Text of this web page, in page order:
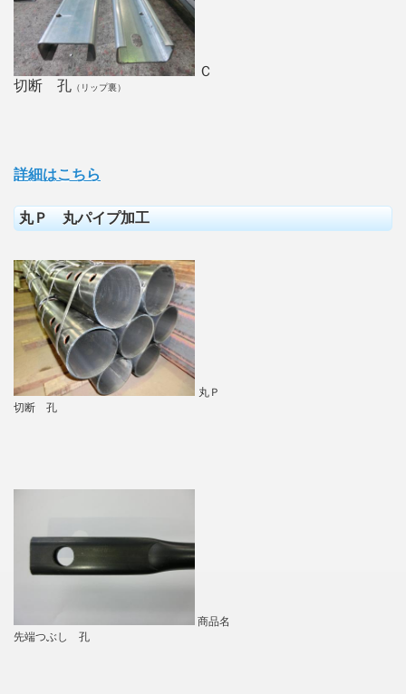
Ｃ
切断 孔 （リップ裏）
詳細はこちら
丸Ｐ 丸パイプ加工
丸Ｐ
切断 孔
商品名
先端つぶし 孔